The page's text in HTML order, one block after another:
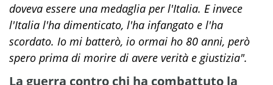
doveva essere una medaglia per l'Italia. E invece
l'Italia l'ha dimenticato, l'ha infangato e l'ha
scordato. Io mi batterò, io ormai ho 80 anni, però
spero prima di morire di avere verità e giustizia".
La guerra contro chi ha combattuto la